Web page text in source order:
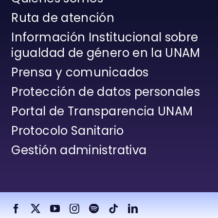
Ruta de atención
Información Institucional sobre
igualdad de género en la UNAM
Prensa y comunicados
Protección de datos personales
Portal de Transparencia UNAM
Protocolo Sanitario
Gestión administrativa